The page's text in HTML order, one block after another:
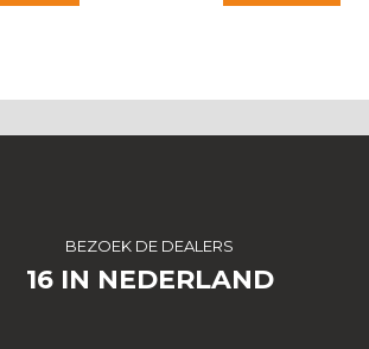
BEZOEK DE DEALERS
16 IN NEDERLAND